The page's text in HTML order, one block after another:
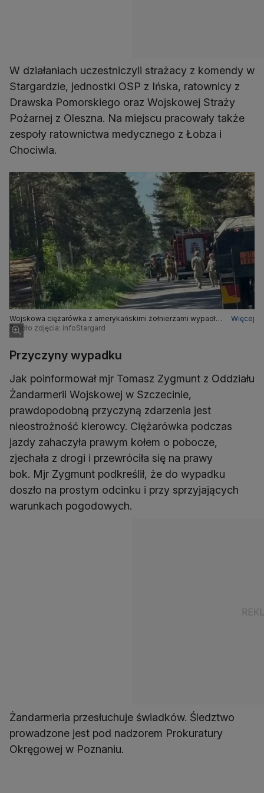
W działaniach uczestniczyli strażacy z komendy w
Stargardzie, jednostki OSP z Ińska, ratownicy z
Drawska Pomorskiego oraz Wojskowej Straży
Pożarnej z Oleszna. Na miejscu pracowały także
zespoły ratownictwa medycznego z Łobza i
Chociwla.
Wojskowa ciężarówka z amerykańskimi żołnierzami wypadła
z drogi pod Ińskiem
Więcej
Źródło zdjęcia: infoStargard
Przyczyny wypadku
Jak poinformował mjr Tomasz Zygmunt z Oddziału
Żandarmerii Wojskowej w Szczecinie,
prawdopodobną przyczyną zdarzenia jest
nieostrożność kierowcy. Ciężarówka podczas
jazdy zahaczyła prawym kołem o pobocze,
zjechała z drogi i przewróciła się na prawy
bok. Mjr Zygmunt podkreślił, że do wypadku
doszło na prostym odcinku i przy sprzyjających
warunkach pogodowych.
Żandarmeria przesłuchuje świadków. Śledztwo
prowadzone jest pod nadzorem Prokuratury
Okręgowej w Poznaniu.